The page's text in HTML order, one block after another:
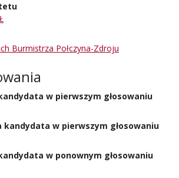
Burmistrza Połczyna-Zdroju
w pierwszym głosowaniu
kandydata w pierwszym głosowaniu
w ponownym głosowaniu